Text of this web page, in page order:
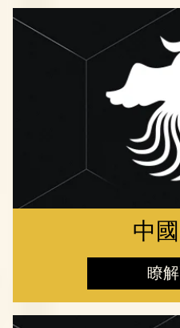
中
瞭